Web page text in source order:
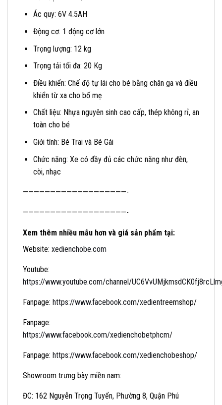
Ác quy: 6V 4.5AH
Động cơ: 1 động cơ lớn
Trọng lượng: 12 kg
Trọng tải tối đa: 20 Kg
Điều khiển: Chế độ tự lái cho bé bằng chân ga và điều
khiển từ xa cho bố mẹ
Chất liệu: Nhựa nguyên sinh cao cấp, thép không rỉ, an
toàn cho bé
Giới tính: Bé Trai và Bé Gái
Chức năng: Xe có đầy đủ các chức năng như đèn,
còi, nhạc
———————————————————-
———————————————————-
Xem thêm nhiều mẫu hơn và giá sản phẩm tại:
Website: xedienchobe.com
Youtube:
https://www.youtube.com/channel/
Fanpage: https://www.facebook.com/xedientreemshop/
Fanpage:
https://www.facebook.com/xedienchobetphcm/
Fanpage: https://www.facebook.com/xedienchobeshop/
Showroom trưng bày miền nam:
ĐC: 162 Nguyễn Trọng Tuyển, Phường 8, Quận Phú